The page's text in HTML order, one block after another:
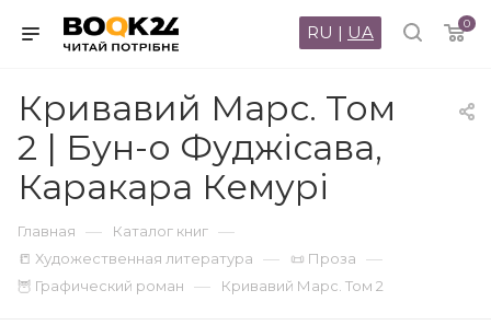
0
RU | UA
Кривавий Марс. Том
2 | Бун-о Фуджісава,
Каракара Кемурі
Главная — Каталог книг —
📒 Художественная литература — 📜 Проза —
🦉 Графический роман — Кривавий Марс. Том 2